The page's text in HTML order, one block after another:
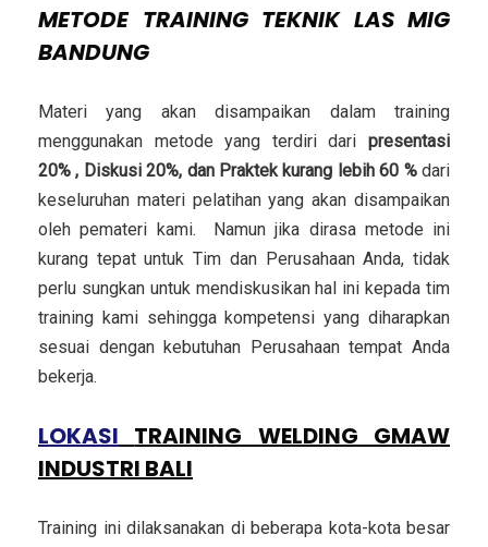
METODE TRAINING TEKNIK LAS MIG
BANDUNG
Materi yang akan disampaikan dalam training
menggunakan metode yang terdiri dari presentasi
20% , Diskusi 20%, dan Praktek kurang lebih 60 %dari
keseluruhan materi pelatihan yang akan disampaikan
oleh pemateri kami. Namun jika dirasa metode ini
kurang tepat untuk Tim dan Perusahaan Anda, tidak
perlu sungkan untuk mendiskusikan hal ini kepada tim
training kami sehingga kompetensi yang diharapkan
sesuai dengan kebutuhan Perusahaan tempat Anda
bekerja.
LOKASI TRAINING WELDING GMAW
INDUSTRI BALI
Training ini dilaksanakan di beberapa kota-kota besar